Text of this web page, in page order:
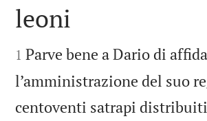

leoni

1 Parve bene a Dario di
l’amministrazione del suo
centoventi satrapi